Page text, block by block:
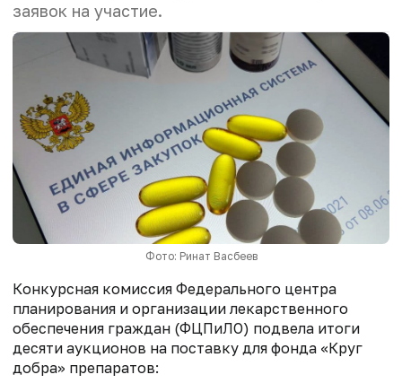
заявок на участие.
Фото: Ринат Васбеев
Конкурсная комиссия Федерального центра
планирования и организации лекарственного
обеспечения граждан (ФЦПиЛО) подвела итоги
десяти аукционов на поставку для фонда «Круг
добра» препаратов: